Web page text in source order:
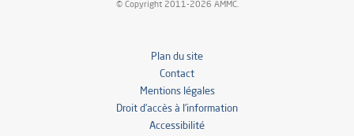
© Copyright 2011-2026 AMMC.
Plan du site
Contact
Mentions légales
Droit d’accès à l’information
Accessibilité